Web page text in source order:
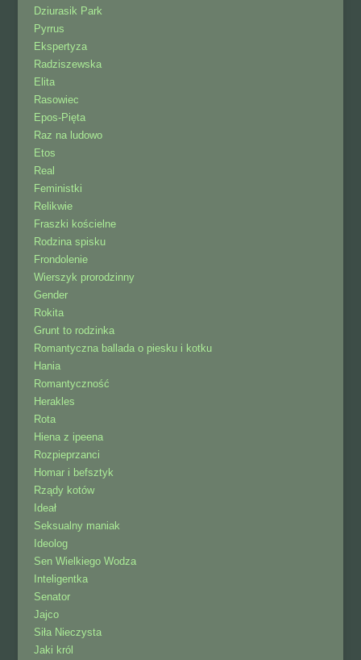
Dziurasik Park
Pyrrus
Ekspertyza
Radziszewska
Elita
Rasowiec
Epos-Pięta
Raz na ludowo
Etos
Real
Feministki
Relikwie
Fraszki kościelne
Rodzina spisku
Frondolenie
Wierszyk prorodzinny
Gender
Rokita
Grunt to rodzinka
Romantyczna ballada o piesku i kotku
Hania
Romantyczność
Herakles
Rota
Hiena z ipeena
Rozpieprzanci
Homar i befsztyk
Rządy kotów
Ideał
Seksualny maniak
Ideolog
Sen Wielkiego Wodza
Inteligentka
Senator
Jajco
Siła Nieczysta
Jaki król